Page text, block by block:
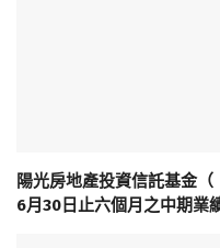
陽光房地產投資信託基金
6月30日止六個月之中期業